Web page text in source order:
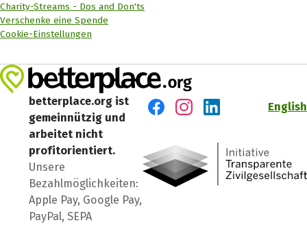
Charity-Streams - Dos and Don'ts
Verschenke eine Spende
Cookie-Einstellungen
betterplace.org ist
gemeinnützig und
arbeitet nicht
profitorientiert.
Unsere
Bezahlmöglichkeiten:
Apple Pay, Google Pay,
PayPal, SEPA
English